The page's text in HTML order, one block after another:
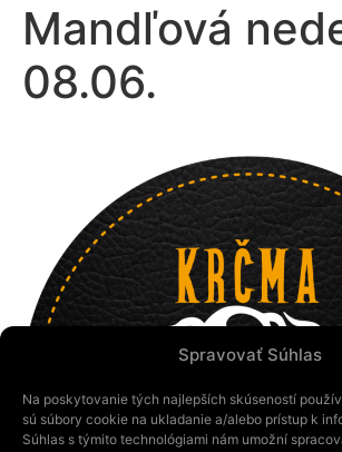
Spravovať Súhlas
Na poskytovanie tých najlepších skúseností
sú súbory cookie na ukladanie a/alebo prístup k
Súhlas s týmito technológiami nám umožní
Mandľová
08.06.